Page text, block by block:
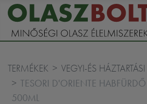
TERMÉKEK VEGYI-ÉS
TESORI D'ORIENTE
500ML